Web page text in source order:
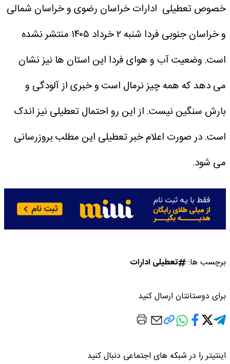
خصوص تعطیلی ادارات خراسان رضوی و خراسان شمالی
و خراسان جنوبی فردا شنبه ۲ خرداد ۱۴۰۵ منتشر نشده
است. وضعیت آب و هوای فردا این استان ها نیز نشان
می دهد که همه چیز نرمال است و خبری از آلودگی و
بارش سنگین نیست. از این رو احتمال تعطیلی نیز اندک
است.در صورت اعلام خبر تعطیلی این مطلب بروزرسانی
می شود.
برچسب ها: تعطیلی ادارات
برای دوستانتان ارسال کنید
اینتیتر را در شبکه های اجتماعی دنبال کنید